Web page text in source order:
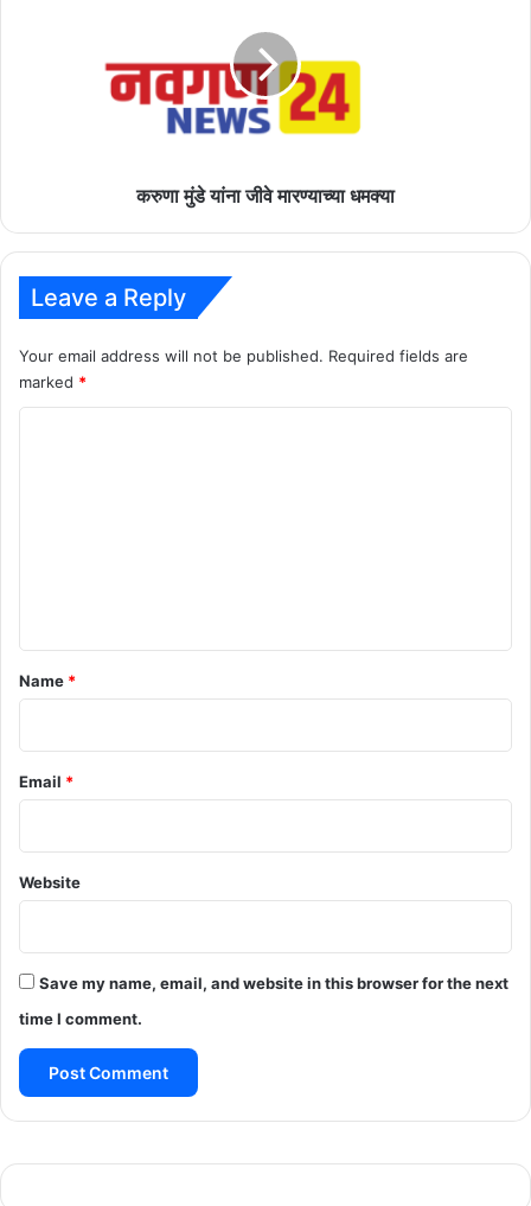
करुणा मुंडे यांना जीवे मारण्याच्या धमक्या
Leave a Reply
Your email address will not be published. Required fields are
marked *
*
Name *
Email *
Website
Save my name, email, and website in this browser for the next
time I comment.